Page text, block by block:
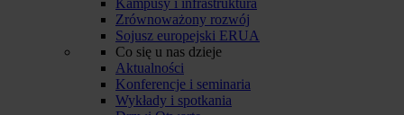
Zrównoważony rozwój
Sojusz europejski ERUA
Co się u nas dzieje
Aktualności
Konferencje i seminaria
Wykłady i spotkania